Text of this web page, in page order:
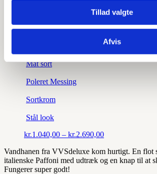
Tillad valgte
Afvis
Kobber
Mat sort
Poleret Messing
Sortkrom
Stål look
kr.1.040,00 – kr.2.690,00Prisinterval:
til
kr.2.690,00
Vandhanen fra VVSdeluxe kom hurtigt. En flot
italienske Paffoni med udtræk og en knap til at
Fungerer super godt!